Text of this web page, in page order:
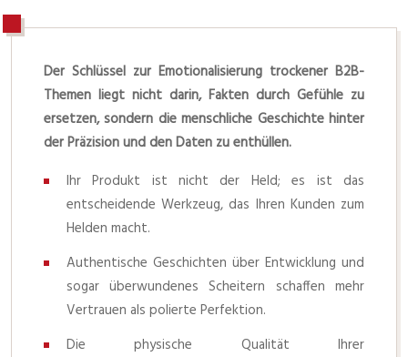
Der Schlüssel zur Emotionalisierung trockener B2B-
Themen liegt nicht darin, Fakten durch Gefühle zu
ersetzen, sondern die menschliche Geschichte hinter
der Präzision und den Daten zu enthüllen.
Ihr Produkt ist nicht der Held; es ist das
entscheidende Werkzeug, das Ihren Kunden zum
Helden macht.
Authentische Geschichten über Entwicklung und
sogar überwundenes Scheitern schaffen mehr
Vertrauen als polierte Perfektion.
Die physische Qualität Ihrer